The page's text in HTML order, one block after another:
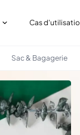
Cas
Sac & Bagagerie